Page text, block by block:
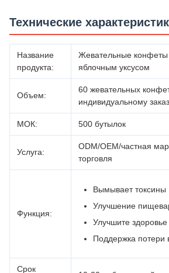
Технические
Название
продукта:
Жевательные конфеты
яблочным уксусом
Объем:
60 жевательных
индивидуальному
МОК: 500 бутылок
Услуга:
ODM/OEM/частная
торговля
Функция:
Вымывает токсины
Улучшение
Улучшите здоровье
Поддержка потери
Срок